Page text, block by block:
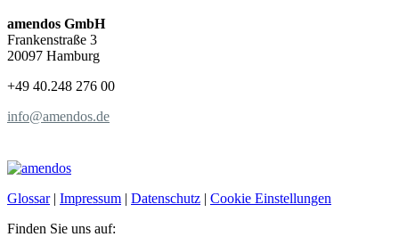
amendos GmbH
Frankenstraße 3
20097 Hamburg
+49 40.248 276 00
info@amendos.de
Glossar| Impressum | Datenschutz | Cookie Einstellungen
Finden Sie uns auf: